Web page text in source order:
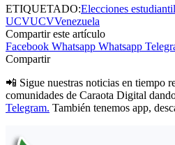
ETIQUETADO:Elecciones
UCVUCVVenezuela
Compartir este artículo
Facebook Whatsapp Whatsapp
Compartir
📲 Sigue nuestras noticias en tiempo
comunidades de Caraota Digital
Telegram. También tenemos app,